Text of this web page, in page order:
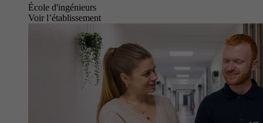
École d'ingénieurs
Voir l’établissement